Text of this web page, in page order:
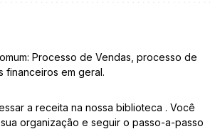
Processo de Vendas, processo de
financeiros em geral.
a receita na nossa biblioteca . Você
organização e seguir o passo-a-passo